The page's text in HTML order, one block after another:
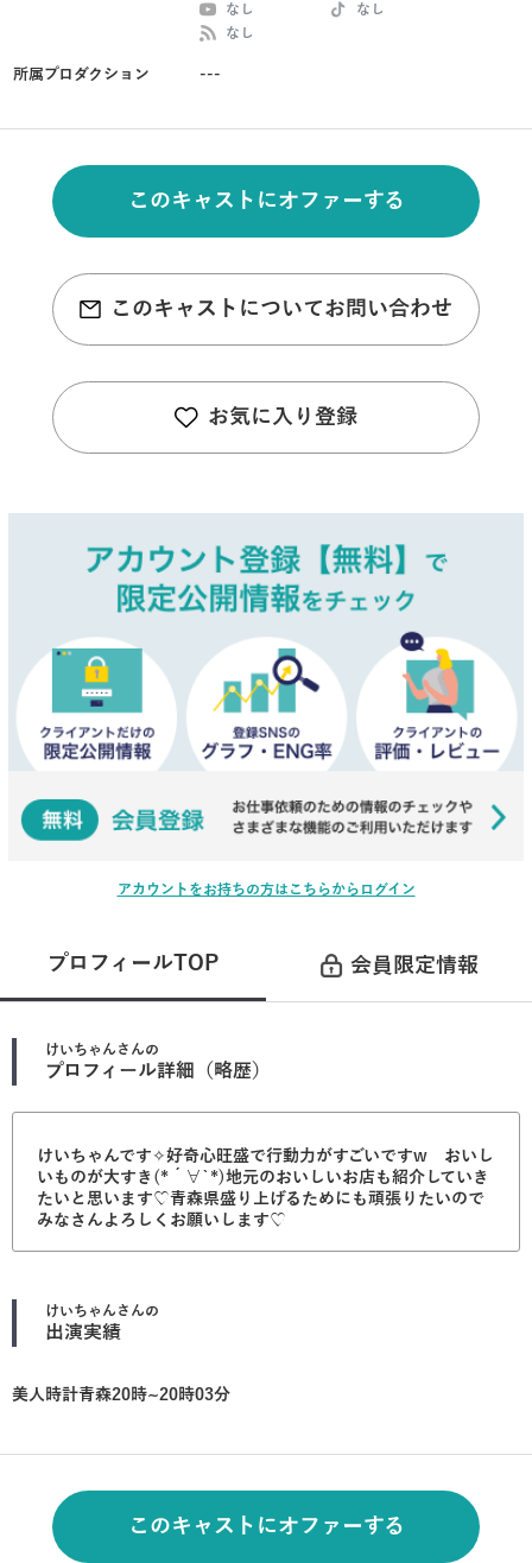
なし
なし
なし
所属プロダクション ---
このキャストにオファーする
このキャストについてお問い合わせ
お気に入り登録
アカウントをお持ちの方はこちらからログイン
プロフィールTOP 会員限定情報
けいちゃん さんの
プロフィール詳細（略歴）
けいちゃんです✧好奇心旺盛で行動力がすごいですw おいし
いものが大すき(*´∀`*)地元のおいしいお店も紹介していき
たいと思います♡青森県盛り上げるためにも頑張りたいので
みなさんよろしくお願いします♡
けいちゃん さんの
出演実績
美人時計青森20時~20時03分
このキャストにオファーする